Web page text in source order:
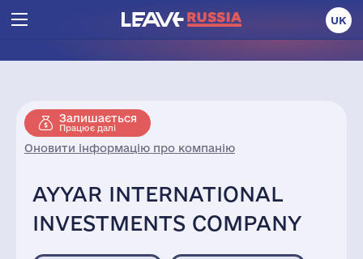
UK
Залишається
Працює далі
Оновити інформацію про компанію
AYYAR INTERNATIONAL
INVESTMENTS COMPANY